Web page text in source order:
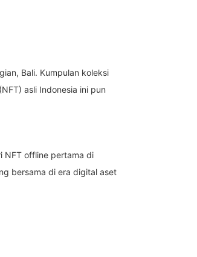
Bali. Kumpulan koleksi
(NFT) asli Indonesia ini pun
NFT offline pertama di
bersama di era digital aset